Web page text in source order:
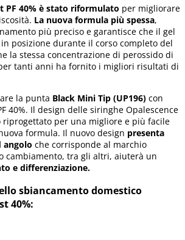
PF 40% è stato riformulato per migliorare
La nuova formula più spessa,
più preciso e garantisce che il gel
posizione durante il corso completo del
la stessa concentrazione di perossido di
tanti anni ha fornito i migliori risultati di
la punta Black Mini Tip (UP196) con
40%. Il design delle siringhe Opalescence
riprogettato per una migliore e più facile
formula. Il nuovo design presenta
angolo che corrisponde al marchio
cambiamento, tra gli altri, aiuterà un
e differenziazione.
sbiancamento domestico
40%: